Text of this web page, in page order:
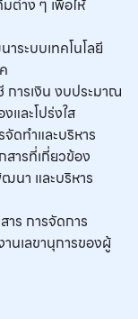
ต่าง ๆ เพื่อให้
ระบบเทคโนโลยี
ารเงิน งบประมาณ
และโปร่งใส
ดทำและบริหาร
ารที่เกี่ยวข้อง
นา และบริหาร
าร การจัดการ
นเลขานุการของผู้